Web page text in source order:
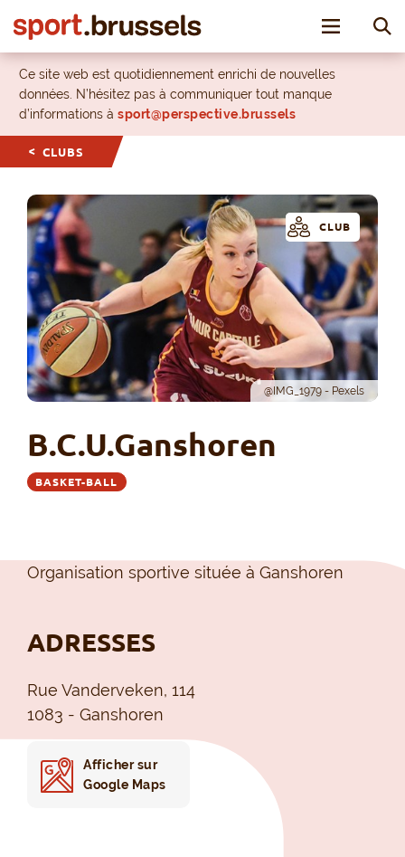
Toggle
Ce site web est quotidiennement enrichi de nouvelles
données. N’hésitez pas à communiquer tout manque
d’informations à sport@perspective.brussels
CLUBS
@IMG_1979 - Pexels
CLUB
B.C.U.Ganshoren
BASKET-BALL
Organisation sportive située à Ganshoren
ADRESSES
Rue Vanderveken, 114
1083 - Ganshoren
Afficher sur
Google Maps